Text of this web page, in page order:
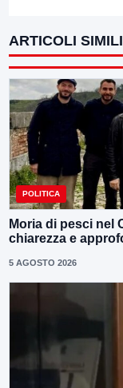
ARTICOLI SIMILI
POLITICA
Moria di pesci nel
chiarezza e
5 AGOSTO 2026